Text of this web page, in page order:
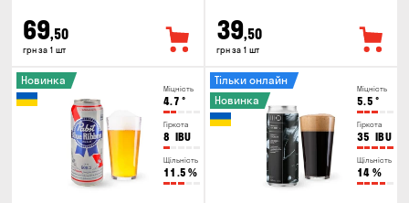
69,50
грн за 1 шт
39,50
грн за 1 шт
Міцність
4.7 °
Гіркота
8 IBU
Щільність
11.5 %
Новинка
Міцність
5.5 °
Гіркота
35 IBU
Щільність
14 %
Тільки онлайн
Новинка